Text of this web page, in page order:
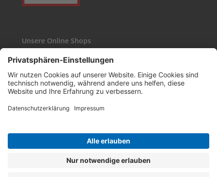
Unsere Online Shops
Kaffee24
Wasgau-Weinshop